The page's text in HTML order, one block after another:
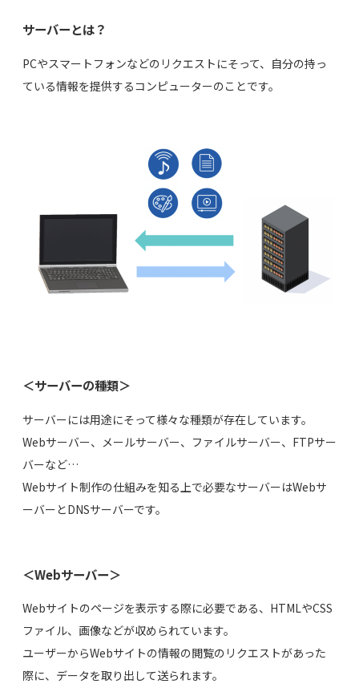
サーバーとは？
PCやスマートフォンなどのリクエストにそって、自分の持っ
ている情報を提供するコンピューターのことです。
＜サーバーの種類＞
サーバーには用途にそって様々な種類が存在しています。
Webサーバー、メールサーバー、ファイルサーバー、FTPサー
バーなど…
Webサイト制作の仕組みを知る上で必要なサーバーはWebサ
ーバーとDNSサーバーです。
＜Webサーバー＞
Webサイトのページを表示する際に必要である、HTMLやCSS
ファイル、画像などが収められています。
ユーザーからWebサイトの情報の閲覧のリクエストがあった
際に、データを取り出して送られます。